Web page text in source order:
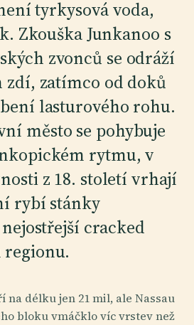
tyrkysová voda,
Zkouška Junkanoo s
zvonců se odráží
zdí, zatímco od doků
lasturového rohu.
město se pohybuje
rytmu, v
z 18. století vrhají
rybí stánky
cracked
regionu.
na délku jen 21 mil, ale Nassau
bloku vmáčklo víc vrstev než